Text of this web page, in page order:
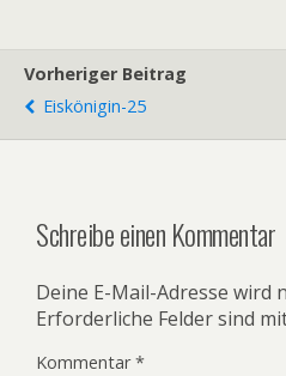
Vorheriger Beitrag
Eiskönigin-25
Schreibe einen Kommentar
Deine E-Mail-Adresse wird
Erforderliche Felder sind
Kommentar*